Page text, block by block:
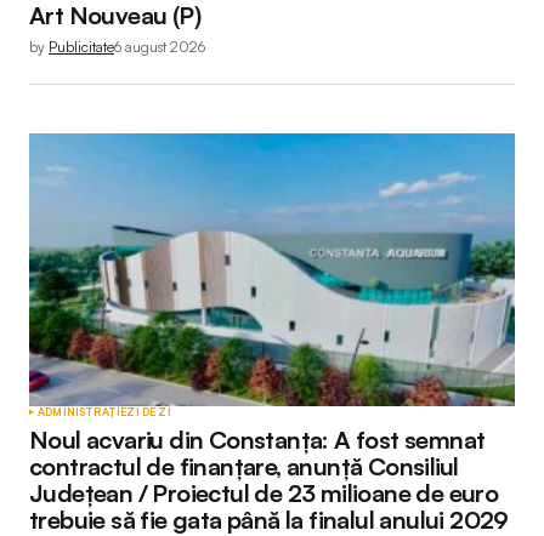
Art Nouveau (P)
by Publicitate6 august 2026
ADMINISTRAȚIEZI DE ZI
Noul acvariu din Constanța: A fost semnat
contractul de finanțare, anunță Consiliul
Județean / Proiectul de 23 milioane de euro
trebuie să fie gata până la finalul anului 2029